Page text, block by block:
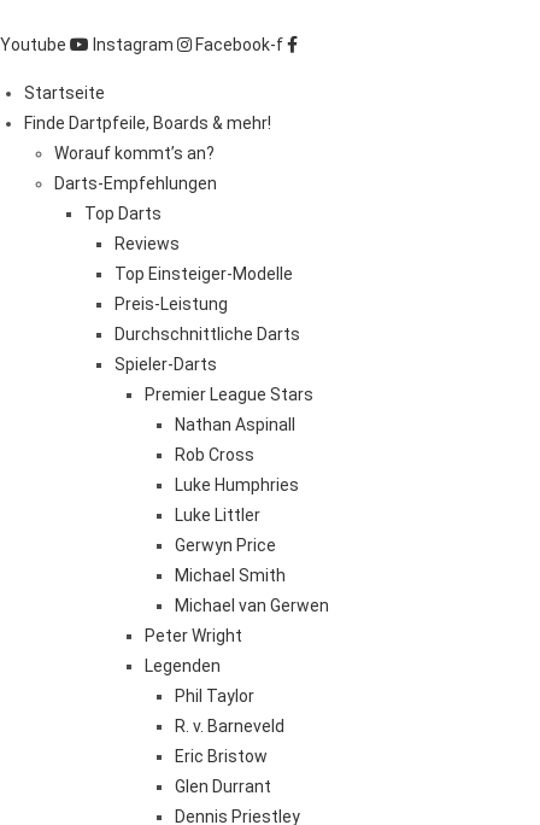
Inhalt
Youtube Instagram Facebook-f
Startseite
Finde Dartpfeile, Boards & mehr!
Worauf kommt’s an?
Darts-Empfehlungen
Top Darts
Reviews
Top Einsteiger-Modelle
Preis-Leistung
Durchschnittliche Darts
Spieler-Darts
Premier League Stars
Nathan Aspinall
Rob Cross
Luke Humphries
Luke Littler
Gerwyn Price
Michael Smith
Michael van Gerwen
Peter Wright
Legenden
Phil Taylor
R. v. Barneveld
Eric Bristow
Glen Durrant
Dennis Priestley